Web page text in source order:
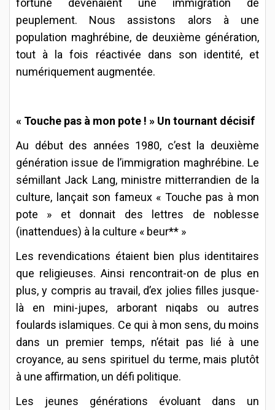
peuplement. Nous assistons alors à une
population maghrébine, de deuxième génération,
tout à la fois réactivée dans son identité, et
numériquement augmentée.
« Touche pas à mon pote ! » Un tournant décisif
Au début des années 1980, c’est la deuxième
génération issue de l’immigration maghrébine. Le
sémillant Jack Lang, ministre mitterrandien de la
culture, lançait son fameux « Touche pas à mon
pote » et donnait des lettres de noblesse
(inattendues) à la culture « beur** »
Les revendications étaient bien plus identitaires
que religieuses. Ainsi rencontrait-on de plus en
plus, y compris au travail, d’ex jolies filles jusque-
là en mini-jupes, arborant niqabs ou autres
foulards islamiques. Ce qui à mon sens, du moins
dans un premier temps, n’était pas lié à une
croyance, au sens spirituel du terme, mais plutôt
à une affirmation, un défi politique.
Les jeunes générations évoluant dans un